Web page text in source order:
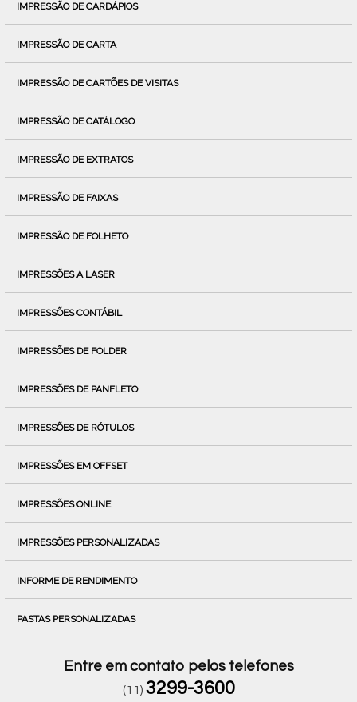
IMPRESSÃO DE CARDÁPIOS
IMPRESSÃO DE CARTA
IMPRESSÃO DE CARTÕES DE VISITAS
IMPRESSÃO DE CATÁLOGO
IMPRESSÃO DE EXTRATOS
IMPRESSÃO DE FAIXAS
IMPRESSÃO DE FOLHETO
IMPRESSÕES A LASER
IMPRESSÕES CONTÁBIL
IMPRESSÕES DE FOLDER
IMPRESSÕES DE PANFLETO
IMPRESSÕES DE RÓTULOS
IMPRESSÕES EM OFFSET
IMPRESSÕES ONLINE
IMPRESSÕES PERSONALIZADAS
INFORME DE RENDIMENTO
PASTAS PERSONALIZADAS
Entre em contato pelos telefones
(11) 3299-3600